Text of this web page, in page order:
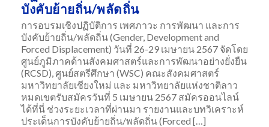
บังคับย้ายถิ่น/พลัดถิ่น
การอบรมเชิงปฏิบัติการ เพศภาวะ การพัฒนา และการ
บังคับย้ายถิ่น/พลัดถิ่น (Gender, Development and
Forced Displacement) วันที่ 26-29 เมษายน 2567 จัดโดย
ศูนย์ภูมิภาคด้านสังคมศาสตร์และการพัฒนาอย่างยั่งยืน
(RCSD), ศูนย์สตรีศึกษา (WSC) คณะสังคมศาสตร์
มหาวิทยาลัยเชียงใหม่ และ มหาวิทยาลัยแห่งชาติลาว
หมดเขตรับสมัครวันที่ 5 เมษายน 2567 สมัครออนไลน์
ได้ที่นี่ ช่วงระยะเวลาที่ผ่านมา รายงานและบทวิเคราะห์
ประเด็นการบังคับย้ายถิ่น/พลัดถิ่น (Forced […]